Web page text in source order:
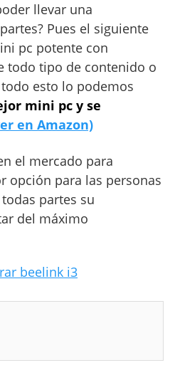
llevar una
Pues el siguiente
pc potente con
todo tipo de contenido o
esto lo podemos
mini pc y se
en Amazon)
el mercado para
opción para las personas
partes su
del máximo